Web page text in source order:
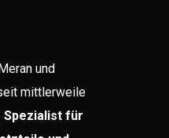
und
mittlerweile
Spezialist für